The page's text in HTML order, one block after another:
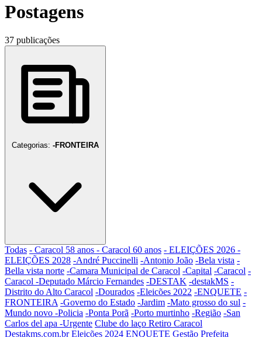
Postagens
37 publicações
Categorias: -FRONTEIRA
Todas - Caracol 58 anos - Caracol 60 anos - ELEIÇÕES 2026 -
ELEIÇÕES 2028 -André Puccinelli -Antonio João -Bela vista -
Bella vista norte -Camara Municipal de Caracol -Capital -Caracol -
Caracol -Deputado Márcio Fernandes -DESTAK -destakMS -
Distrito do Alto Caracol -Dourados -Eleicões 2022 -ENQUETE -
FRONTEIRA -Governo do Estado -Jardim -Mato grosso do sul -
Mundo novo -Policia -Ponta Porã -Porto murtinho -Região -San
Carlos del apa -Urgente Clube do laço Retiro Caracol
Destakms.com.br Eleições 2024 ENQUETE Gestão Prefeita